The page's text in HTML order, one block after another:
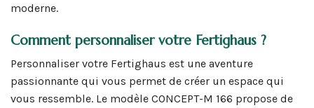
moderne.
Comment personnaliser votre Fertighaus ?
Personnaliser votre Fertighaus est une aventure
passionnante qui vous permet de créer un espace qui
vous ressemble. Le modèle CONCEPT-M 166 propose de